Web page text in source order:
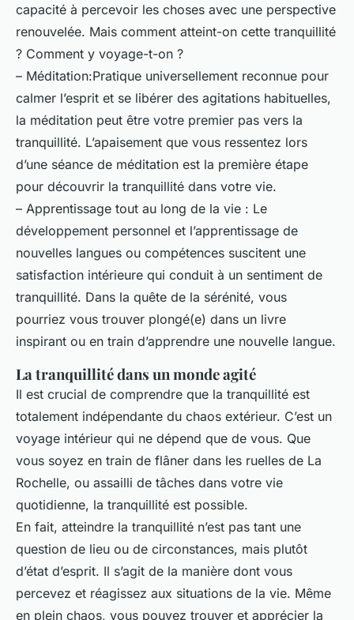
capacité à percevoir les choses avec une perspective
renouvelée. Mais comment atteint-on cette tranquillité
? Comment y voyage-t-on ?
– Méditation:Pratique universellement reconnue pour
calmer l’esprit et se libérer des agitations habituelles,
la méditation peut être votre premier pas vers la
tranquillité. L’apaisement que vous ressentez lors
d’une séance de méditation est la première étape
pour découvrir la tranquillité dans votre vie.
– Apprentissage tout au long de la vie : Le
développement personnel et l’apprentissage de
nouvelles langues ou compétences suscitent une
satisfaction intérieure qui conduit à un sentiment de
tranquillité. Dans la quête de la sérénité, vous
pourriez vous trouver plongé(e) dans un livre
inspirant ou en train d’apprendre une nouvelle langue.
La tranquillité dans un monde agité
Il est crucial de comprendre que la tranquillité est
totalement indépendante du chaos extérieur. C’est un
voyage intérieur qui ne dépend que de vous. Que
vous soyez en train de flâner dans les ruelles de La
Rochelle, ou assailli de tâches dans votre vie
quotidienne, la tranquillité est possible.
En fait, atteindre la tranquillité n’est pas tant une
question de lieu ou de circonstances, mais plutôt
d’état d’esprit. Il s’agit de la manière dont vous
percevez et réagissez aux situations de la vie. Même
en plein chaos, vous pouvez trouver et apprécier la